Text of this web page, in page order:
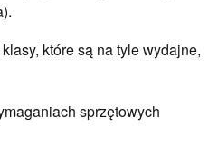
które są na tyle wydajne,
sprzętowych